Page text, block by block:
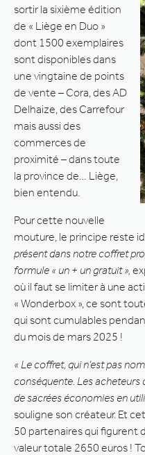
sortir la sixième édition
de « Liège en Duo »
dont 1500 exemplaires
sont disponibles dans
une vingtaine de points
de vente – Cora, des AD
Delhaize, des Carrefour
mais aussi des
commerces de
proximité – dans toute
la province de… Liège,
bien entendu.
Pour cette nouvelle
mouture, le principe reste
présent dans notre coffret
formule « un + un gratuit »,
où il faut se limiter à une
« Wonderbox », ce sont
qui sont cumulables
du mois de mars 2025 !
« Le coffret, qui n’est pas
conséquente. Les acheteurs
de sacrées économies en
souligne son créateur. Et
50 partenaires qui figurent
valeur totale 2650 euros !